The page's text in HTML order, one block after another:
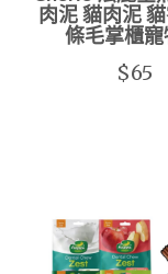
肉泥 貓肉泥
條毛掌櫃寵
$65